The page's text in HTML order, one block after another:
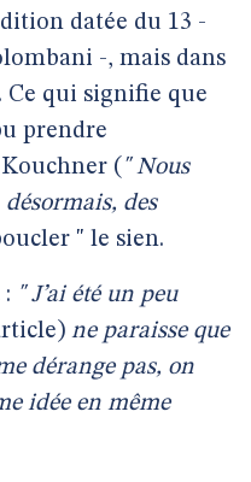
datée du 13 -
-, mais dans
. Ce qui signifie que
prendre
( " Nous
des
" le sien.
" J’ai été un peu
ne paraisse que
dérange pas, on
idée en même